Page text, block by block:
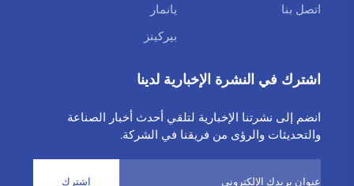
اتصل بنا
يانمار
بيركينز
اشترك في النشرة الإخبارية لدينا
انضم إلى نشرتنا الإخبارية لتلقي أحدث أخبار الصناعة
والتحديثات والرؤى من فريقنا في الشركة.
اشترك